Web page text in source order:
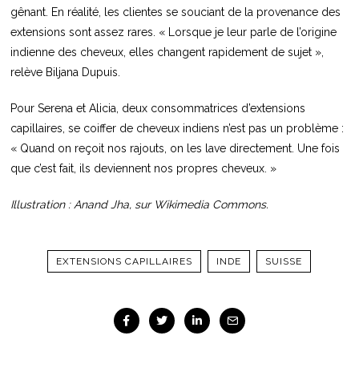
gênant. En réalité, les clientes se souciant de la provenance des
extensions sont assez rares. « Lorsque je leur parle de l’origine
indienne des cheveux, elles changent rapidement de sujet »,
relève Biljana Dupuis.
Pour Serena et Alicia, deux consommatrices d’extensions
capillaires, se coiffer de cheveux indiens n’est pas un problème :
« Quand on reçoit nos rajouts, on les lave directement. Une fois
que c’est fait, ils deviennent nos propres cheveux. »
Illustration : Anand Jha, sur Wikimedia Commons.
EXTENSIONS CAPILLAIRES INDE SUISSE